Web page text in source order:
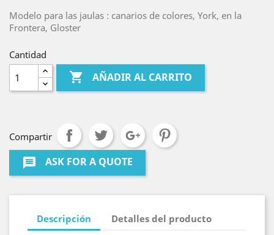
Modelo para las jaulas : canarios de colores, York, en la
Frontera, Gloster
Cantidad
 AÑADIR AL CARRITO
Compartir
message ASK FOR A QUOTE
Descripción Detalles del producto